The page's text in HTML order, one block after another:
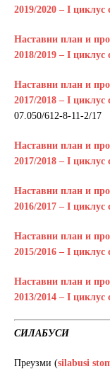
2019/2020 – I циклус
Наставни план и
2018/2019 – I циклус
Наставни план и
2017/2018 – I циклус
07.050/612-8-11-2/17
Наставни план и
2017/2018 – I циклус
Наставни план и
2016/2017 – I циклус
Наставни план и
2015/2016 – I циклус
Наставни план и
2013/2014 – I циклус
СИЛАБУСИ
Преузми (silabusi